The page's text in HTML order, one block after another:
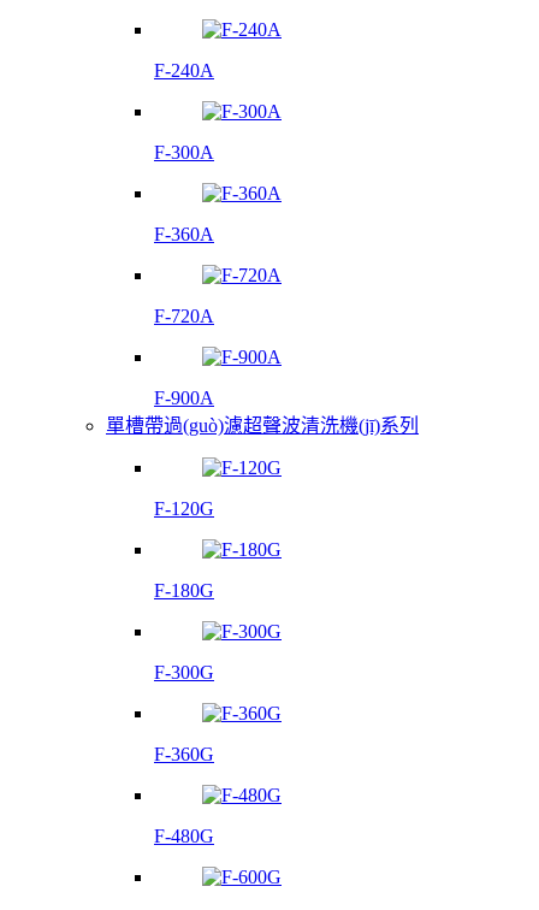
F-240A
F-300A
F-360A
F-720A
F-900A
單槽帶過(guò)濾超聲波清洗機(jī)系列
F-120G
F-180G
F-300G
F-360G
F-480G